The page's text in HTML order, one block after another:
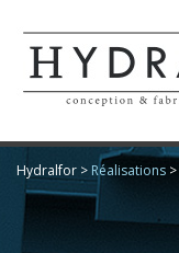
Hydralfor > Réalisations >